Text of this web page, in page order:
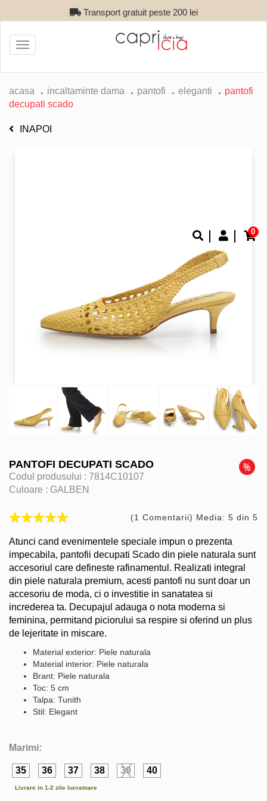
Transport gratuit peste 200 lei
0
Toggle
navigation
acasa incaltaminte dama pantofi eleganti
pantofi
decupati scado
INAPOI
PANTOFI DECUPATI SCADO
Codul produsului : 7814C10107
Culoare : GALBEN
(1 Comentarii) Media: 5 din 5
Atunci cand evenimentele speciale impun o prezenta
impecabila, pantofii decupati Scado din piele naturala sunt
accesoriul care defineste rafinamentul. Realizati integral
din piele naturala premium, acesti pantofi nu sunt doar un
accesoriu de moda, ci o investitie in sanatatea si
increderea ta. Decupajul adauga o nota moderna si
feminina, permitand piciorului sa respire si oferind un plus
de lejeritate in miscare.
Material exterior: Piele naturala
Material interior: Piele naturala
Brant: Piele naturala
Toc: 5 cm
Talpa: Tunith
Stil: Elegant
Marimi:
35 36 37 38 39 40
Livrare in 1-2 zile lucratoare